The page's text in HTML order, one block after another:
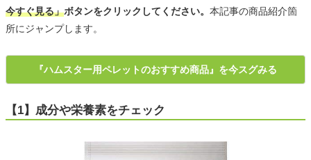
今すぐ見る」ボタンをクリックしてください。 本記事の商品紹介箇
所にジャンプします。
『ハムスター用ペレットのおすすめ商品』を今スグみる
【1】成分や栄養素をチェック